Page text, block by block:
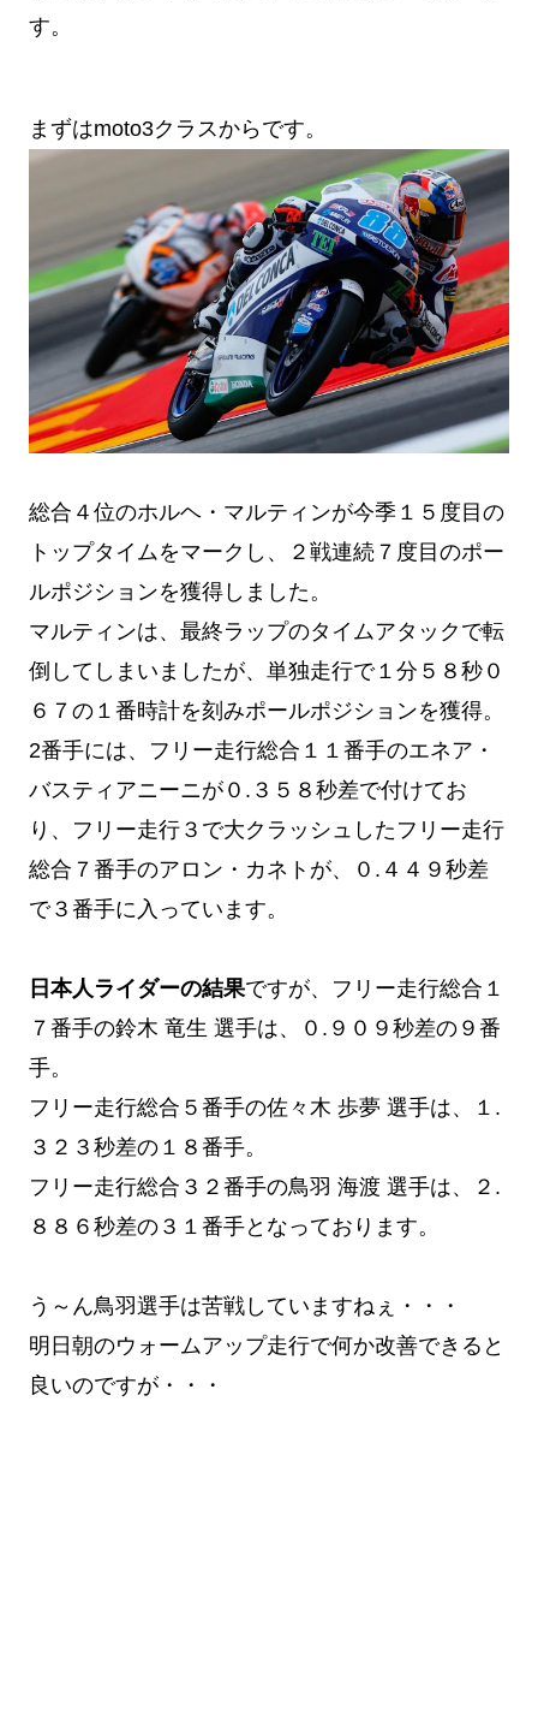
す。
まずはmoto3クラスからです。
総合４位のホルヘ・マルティンが今季１５度目の
トップタイムをマークし、２戦連続７度目のポー
ルポジションを獲得しました。
マルティンは、最終ラップのタイムアタックで転
倒してしまいましたが、単独走行で１分５８秒０
６７の１番時計を刻みポールポジションを獲得。
2番手には、フリー走行総合１１番手のエネア・
バスティアニーニが０.３５８秒差で付けてお
り、フリー走行３で大クラッシュしたフリー走行
総合７番手のアロン・カネトが、０.４４９秒差
で３番手に入っています。
日本人ライダーの結果ですが、フリー走行総合１
７番手の鈴木 竜生 選手は、０.９０９秒差の９番
手。
フリー走行総合５番手の佐々木 歩夢 選手は、１.
３２３秒差の１８番手。
フリー走行総合３２番手の鳥羽 海渡 選手は、２.
８８６秒差の３１番手となっております。
う～ん鳥羽選手は苦戦していますねぇ・・・
明日朝のウォームアップ走行で何か改善できると
良いのですが・・・